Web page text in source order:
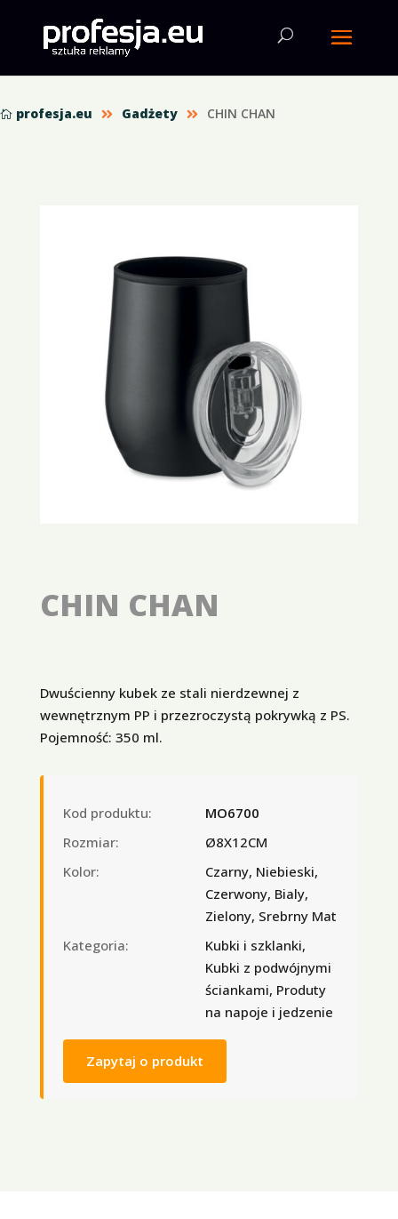
 profesja.eu  Gadżety  CHIN CHAN
CHIN CHAN
Dwuścienny kubek ze stali nierdzewnej z
wewnętrznym PP i przezroczystą pokrywką z PS.
Pojemność: 350 ml.
Kod produktu:
MO6700
Rozmiar:
Ø8X12CM
Kolor:
Czarny, Niebieski,
Czerwony, Bialy,
Zielony, Srebrny Mat
Kategoria:
Kubki i szklanki,
Kubki z podwójnymi
ściankami, Produty
na napoje i jedzenie
Zapytaj o produkt